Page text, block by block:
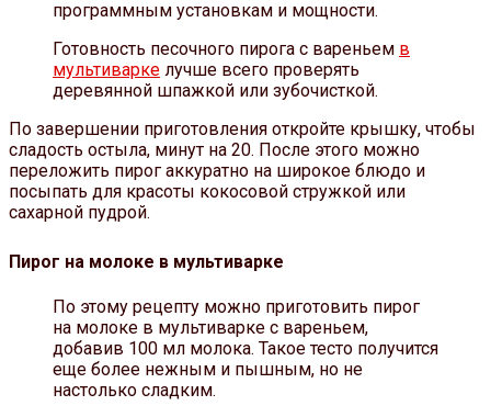
программным установкам и мощности.
Готовность песочного пирога с вареньем в
мультиварке лучше всего проверять
деревянной шпажкой или зубочисткой.
По завершении приготовления откройте крышку, чтобы
сладость остыла, минут на 20. После этого можно
переложить пирог аккуратно на широкое блюдо и
посыпать для красоты кокосовой стружкой или
сахарной пудрой.
Пирог на молоке в мультиварке
По этому рецепту можно приготовить пирог
на молоке в мультиварке с вареньем,
добавив 100 мл молока. Такое тесто получится
еще более нежным и пышным, но не
настолько сладким.